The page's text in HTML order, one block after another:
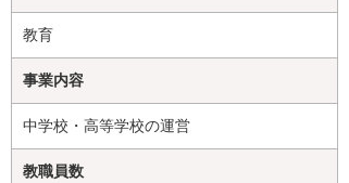
教育
事業内容
中学校・高等学校の運営
教職員数